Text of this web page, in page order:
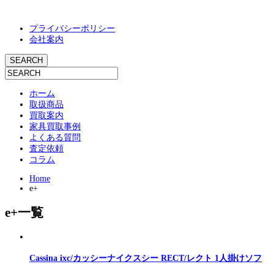
プライバシーポリシー
会社案内
ホーム
取扱商品
買取案内
家具買取事例
よくある質問
査定依頼
コラム
Home
e+
e+一覧
Cassina ixc/カッシーナイクスシー RECT/レクト 1人掛けソフ